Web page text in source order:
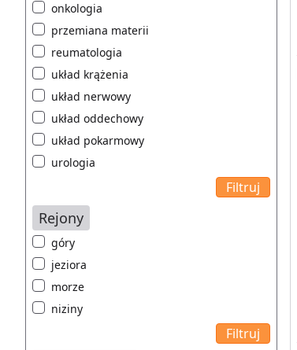
onkologia
przemiana materii
reumatologia
układ krążenia
układ nerwowy
układ oddechowy
układ pokarmowy
urologia
Rejony
góry
jeziora
morze
niziny